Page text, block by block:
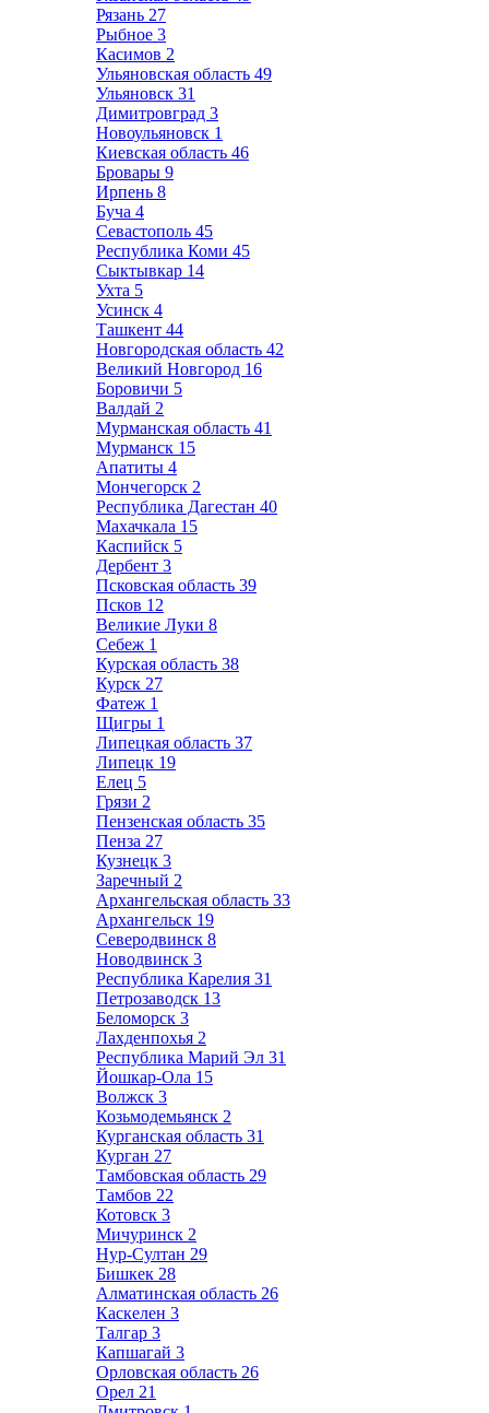
Рязань 27
Рыбное 3
Касимов 2
Ульяновская область 49
Ульяновск 31
Димитровград 3
Новоульяновск 1
Киевская область 46
Бровары 9
Ирпень 8
Буча 4
Севастополь 45
Республика Коми 45
Сыктывкар 14
Ухта 5
Усинск 4
Ташкент 44
Новгородская область 42
Великий Новгород 16
Боровичи 5
Валдай 2
Мурманская область 41
Мурманск 15
Апатиты 4
Мончегорск 2
Республика Дагестан 40
Махачкала 15
Каспийск 5
Дербент 3
Псковская область 39
Псков 12
Великие Луки 8
Себеж 1
Курская область 38
Курск 27
Фатеж 1
Щигры 1
Липецкая область 37
Липецк 19
Елец 5
Грязи 2
Пензенская область 35
Пенза 27
Кузнецк 3
Заречный 2
Архангельская область 33
Архангельск 19
Северодвинск 8
Новодвинск 3
Республика Карелия 31
Петрозаводск 13
Беломорск 3
Лахденпохья 2
Республика Марий Эл 31
Йошкар-Ола 15
Волжск 3
Козьмодемьянск 2
Курганская область 31
Курган 27
Тамбовская область 29
Тамбов 22
Котовск 3
Мичуринск 2
Нур-Султан 29
Бишкек 28
Алматинская область 26
Каскелен 3
Талгар 3
Капшагай 3
Орловская область 26
Орел 21